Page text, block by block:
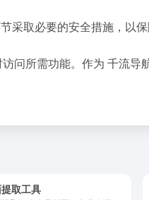
取必要的安全措施，以保
问所需功能。作为 千流导
取工具